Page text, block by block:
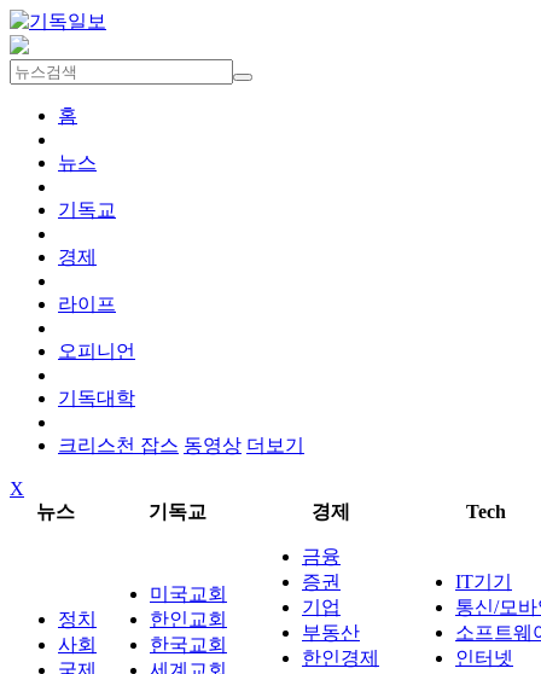
홈
뉴스
기독교
경제
라이프
오피니언
기독대학
크리스천 잡스 동영상 더보기
X
뉴스
기독교 경제 Tech
정치
사회
국제
미국교회
한인교회
한국교회
세계교회
금융
증권
기업
부동산
한인경제
IT기기
통신/모
소프트웨
인터넷